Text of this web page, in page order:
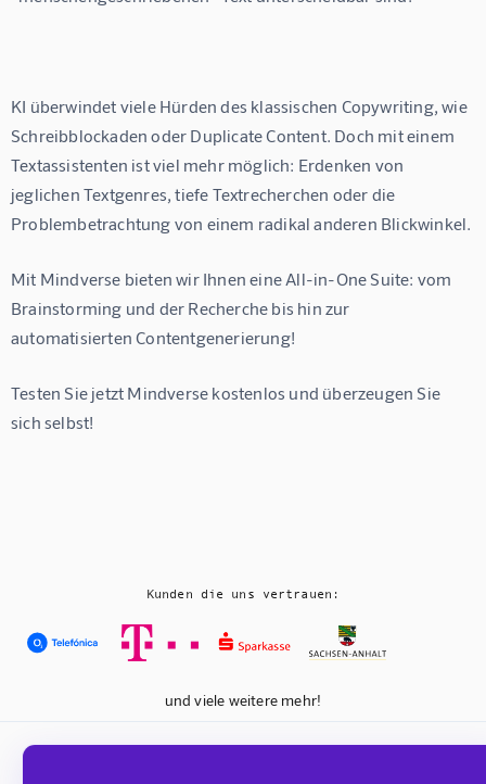
KI überwindet viele Hürden des klassischen Copywriting, wie
Schreibblockaden oder Duplicate Content. Doch mit einem
Textassistenten ist viel mehr möglich: Erdenken von
jeglichen Textgenres, tiefe Textrecherchen oder die
Problembetrachtung von einem radikal anderen Blickwinkel.
Mit Mindverse bieten wir Ihnen eine All-in-One Suite: vom
Brainstorming und der Recherche bis hin zur
automatisierten Contentgenerierung!
Testen Sie jetzt Mindverse kostenlos und überzeugen Sie
sich selbst!
Kunden die uns vertrauen:
und viele weitere mehr!